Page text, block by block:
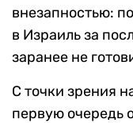
внезапностью:
в Израиль за
заранее не
С точки зрения
первую очередь